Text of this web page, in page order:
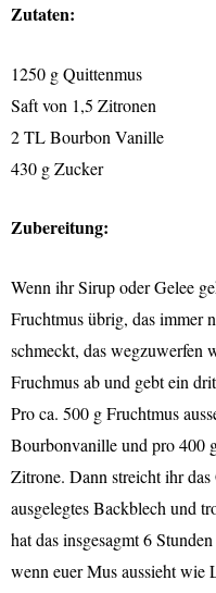
Zutaten:
1250 g Quittenmus
Saft von 1,5 Zitronen
2 TL Bourbon Vanille
430 g Zucker
Zubereitung:
Wenn ihr Sirup oder Gelee
Fruchtmus übrig, das immer
schmeckt, das wegzuwerfen
Fruchmus ab und gebt ein
Pro ca. 500 g Fruchtmus
Bourbonvanille und pro 400
Zitrone. Dann streicht ihr
ausgelegtes Backblech und
hat das insgesagmt 6
wenn euer Mus aussieht wie